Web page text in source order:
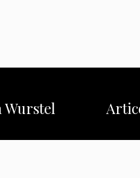
Wurstel